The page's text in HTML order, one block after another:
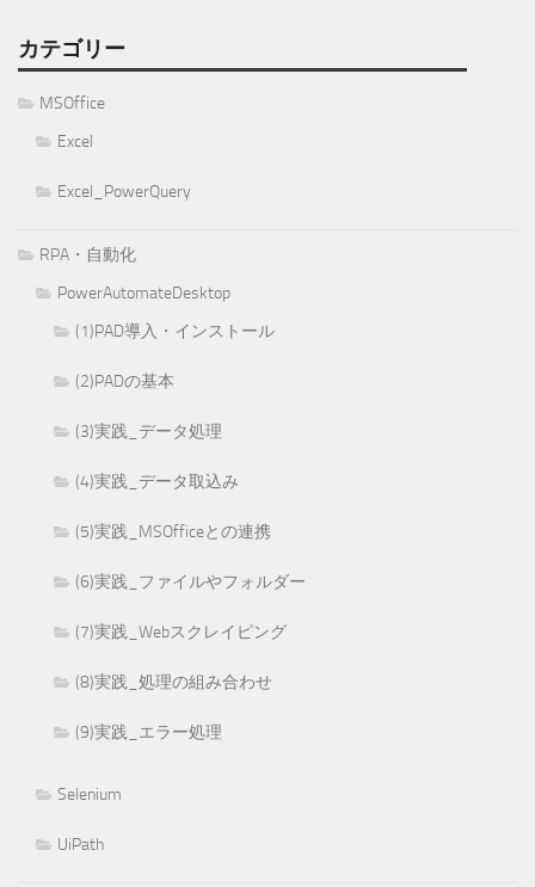
カテゴリー
MSOffice
Excel
Excel_PowerQuery
RPA・自動化
PowerAutomateDesktop
(1)PAD導入・インストール
(2)PADの基本
(3)実践_データ処理
(4)実践_データ取込み
(5)実践_MSOfficeとの連携
(6)実践_ファイルやフォルダー
(7)実践_Webスクレイピング
(8)実践_処理の組み合わせ
(9)実践_エラー処理
Selenium
UiPath